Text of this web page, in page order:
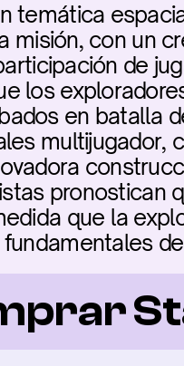
temática
misión, con un
de
los
en batalla
multijugador,
pronostican
que la